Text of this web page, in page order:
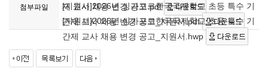
첨부파일
제 교사 채용 변경 공고.pdf
[지원서]2026년 싱가포르한국국제학교 초등 특수 기
간제 교사 채용 변경 공고_지원서.pdf
[지원서]2026년 싱가포르한국국제학교 초등 특수 기
간제 교사 채용 변경 공고_지원서.hwp